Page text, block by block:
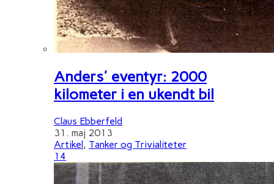
Anders' eventyr: 2000
kilometer i en ukendt bil
Claus Ebberfeld
31. maj 2013
Artikel , Tanker og Trivialiteter
14